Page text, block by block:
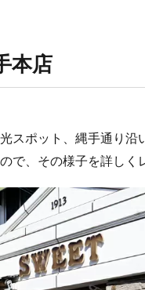
本店
スポット、縄手通り沿
で、その様子を詳しく